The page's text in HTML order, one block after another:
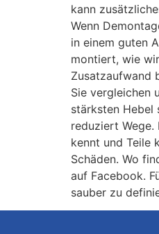
kann
Wenn
in einem guten
montiert, wie
Zusatzaufwand
Sie vergleichen
stärksten Hebel
reduziert Wege.
kennt und Teile
Schäden. Wo
auf Facebook.
sauber zu